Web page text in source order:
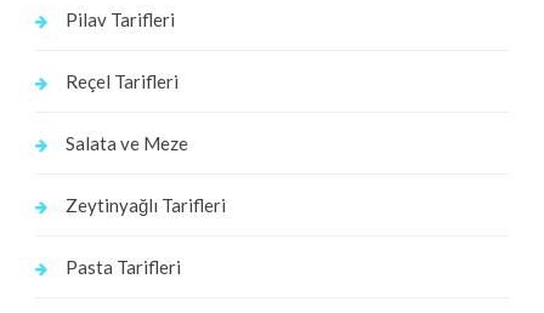
Pilav Tarifleri
Reçel Tarifleri
Salata ve Meze
Zeytinyağlı Tarifleri
Pasta Tarifleri